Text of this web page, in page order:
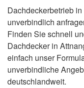
Dachdeckerbetrieb
unverbindlich
Finden Sie schnell
Dachdecker in
einfach unser
unverbindliche
deutschlandweit.